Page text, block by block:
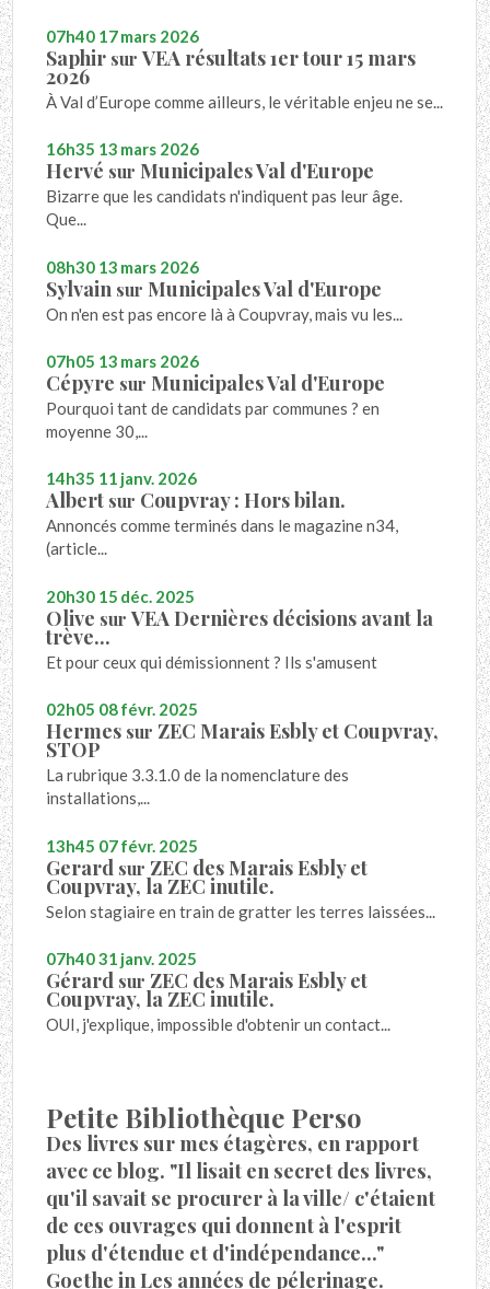
07h40 17mars 2026
Saphir surVEA résultats 1er tour 15 mars
2026
À Val d’Europe comme ailleurs, le véritable enjeu ne se...
16h35 13 mars 2026
Hervé sur Municipales Val d'Europe
Bizarre que les candidats n'indiquent pas leur âge.
Que...
08h30 13 mars 2026
Sylvain sur Municipales Val d'Europe
On n'en est pas encore là à Coupvray, mais vu les...
07h05 13 mars 2026
Cépyre sur Municipales Val d'Europe
Pourquoi tant de candidats par communes ? en
moyenne 30,...
14h35 11 janv. 2026
Albert sur Coupvray : Hors bilan.
Annoncés comme terminés dans le magazine n34,
(article...
20h30 15 déc. 2025
Olive surVEA Dernières décisions avant la
trève...
Et pour ceux qui démissionnent ? Ils s'amusent
02h05 08févr. 2025
Hermes sur ZEC Marais Esbly et Coupvray,
STOP
La rubrique 3.3.1.0 de la nomenclature des
installations,...
13h45 07févr. 2025
Gerard sur ZEC des Marais Esbly et
Coupvray, la ZEC inutile.
Selon stagiaire en train de gratter les terres laissées...
07h4031 janv. 2025
Gérard sur ZEC des Marais Esbly et
Coupvray, la ZEC inutile.
OUI, j'explique, impossible d'obtenir un contact...
Petite Bibliothèque Perso
Des livres sur mes étagères, en rapport
avec ce blog. "Il lisait en secret des livres,
qu'il savait se procurer à la ville/ c'étaient
de ces ouvrages qui donnent à l'esprit
plus d'étendue et d'indépendance..."
Goethe in Les années de pélerinage.